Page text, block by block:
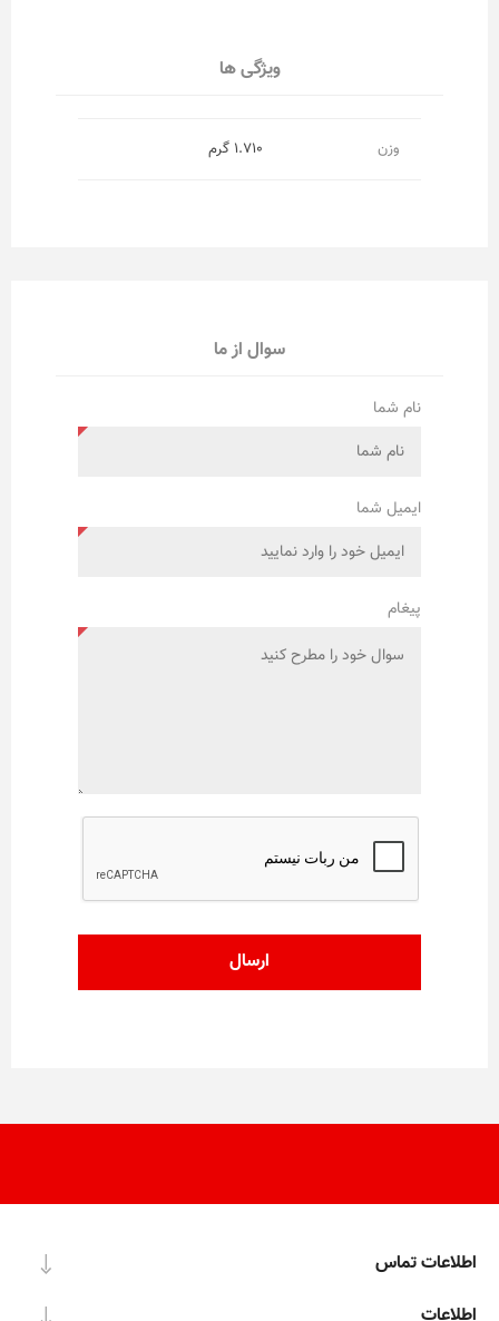
ویژگی ها
وزن 1.710 گرم
سوال از ما
نام شما
ایمیل شما
پیغام
اطلاعات تماس